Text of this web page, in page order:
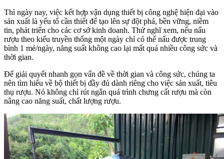
Thì ngày nay, việc kết hợp vận dụng thiết bị công nghệ hiện đại vào
sản xuất là yếu tố cần thiết để tạo lên sự đột phá, bền vững, niềm
tin, phát triển cho các cơ sở kinh doanh. Thử nghĩ xem, nếu nấu
rượu theo kiểu truyền thống một ngày chỉ có thể nấu được trung
bình 1 mẻ/ngày, năng suất không cao lại mất quá nhiều công sức và
thời gian.
Để giải quyết nhanh gọn vấn đề về thời gian và công sức, chúng ta
nên tìm hiểu về bộ thiết bị đầy đủ dành riêng cho việc sản xuất, tiêu
thụ rượu. Nó không chỉ rút ngắn quá trình chưng cất rượu mà còn
nâng cao năng suất, chất lượng rượu.